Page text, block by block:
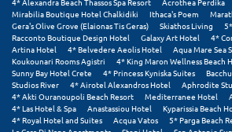
Ναύπλιο
Νέα Μάκρη
Νέα Στύρα Εύβοιας
Νέοι Πόροι Πιερίας
Mirabilia Boutique Hotel Chalkidiki
Ithaca's Poem
Gera's Olive Grove (Elaionas Tis Geras)
Skiathos Living
Racconto Boutique Design Hotel
Galaxy Art Hotel
4*
Artina Hotel
4* Belvedere Aeolis Hotel Aqua Mare Sea
Koukounari Rooms Agistri
4* King Maron Wellness Beach
Sunny Bay Hotel Crete
4* Princess Kyniska Suites
Studios River
4* Airotel Alexandros Hotel
Aphrodite
4* Akti Ouranoupoli Beach Resort
Mediterranee Hotel
4* Las Hotel & Spa
Anastassiou Hotel
Kyparissia Beach
4* Royal Hotel and Suites
Acqua Vatos
5* Parga Beach